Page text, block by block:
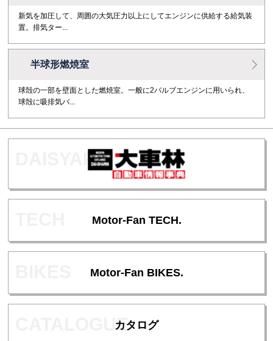
新気を加圧して、周囲の大気圧力以上にしてエンジンに供給する給気装
置。排気ター...
半球形燃焼室
球殻の一部を壁面とした燃焼室。一般に2バルブエンジンに用いられ、
球殻に吸排気バ...
Motor-Fan TECH.
Motor-Fan BIKES.
カタログ